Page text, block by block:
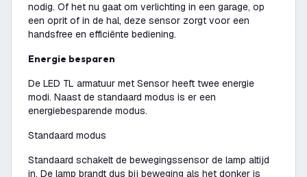
nodig. Of het nu gaat om verlichting in een garage, op
een oprit of in de hal, deze sensor zorgt voor een
handsfree en efficiënte bediening.
Energie besparen
De LED TL armatuur met Sensor heeft twee energie
modi. Naast de standaard modus is er een
energiebesparende modus.
Standaard modus
Standaard schakelt de bewegingssensor de lamp altijd
in. De lamp brandt dus bij beweging als het donker is